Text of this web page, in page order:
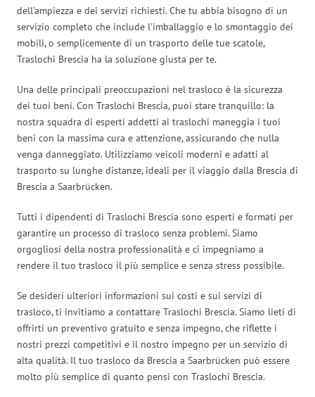
dell’ampiezza e dei servizi richiesti. Che tu abbia bisogno di un
servizio completo che include l’imballaggio e lo smontaggio dei
mobili, o semplicemente di un trasporto delle tue scatole,
Traslochi Brescia ha la soluzione giusta per te.
Una delle principali preoccupazioni nel trasloco è la sicurezza
dei tuoi beni. Con Traslochi Brescia, puoi stare tranquillo: la
nostra squadra di esperti addetti ai traslochi maneggia i tuoi
beni con la massima cura e attenzione, assicurando che nulla
venga danneggiato. Utilizziamo veicoli moderni e adatti al
trasporto su lunghe distanze, ideali per il viaggio dalla Brescia di
Brescia a Saarbrücken.
Tutti i dipendenti di Traslochi Brescia sono esperti e formati per
garantire un processo di trasloco senza problemi. Siamo
orgogliosi della nostra professionalità e ci impegniamo a
rendere il tuo trasloco il più semplice e senza stress possibile.
Se desideri ulteriori informazioni sui costi e sui servizi di
trasloco, ti invitiamo a contattare Traslochi Brescia. Siamo lieti di
offrirti un preventivo gratuito e senza impegno, che riflette i
nostri prezzi competitivi e il nostro impegno per un servizio di
alta qualità. Il tuo trasloco da Brescia a Saarbrücken può essere
molto più semplice di quanto pensi con Traslochi Brescia.